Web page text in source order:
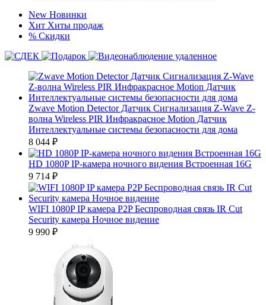
New Новинки
Хит Хиты продаж
% Скидки
Zwave Motion Detector Датчик Сигнализация Z-Wave Z-
волна Wireless PIR Инфракрасное Motion Датчик
Интеллектуальные системы безопасности для дома
8 044 ₽
HD 1080P IP-камера ночного видения Встроенная 16G
9 714 ₽
WIFI 1080P IP камера P2P Беспроводная связь IR Cut
Security камера Ночное видение
9 990 ₽